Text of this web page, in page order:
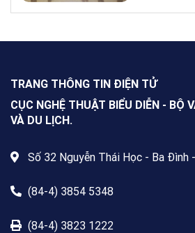
NXBGDVN
Nam trong
giới hạn độ
nơi cư trú.
TRANG THÔNG TIN ĐIỆN TỬ
CỤC NGHỆ THUẬT BIỂU DIỄN - BỘ
VÀ DU LỊCH.
Số 32 Nguyễn Thái Học - Ba Đình
(84-4) 3854 5348
(84-4) 3823 1222